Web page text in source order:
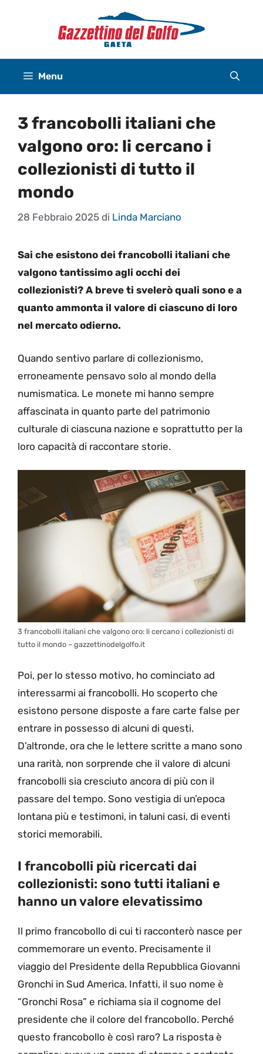
Menu
3 francobolli italiani che
valgono oro: li cercano i
collezionisti di tutto il
mondo
28 Febbraio 2025 di Linda Marciano
Sai che esistono dei francobolli italiani che
valgono tantissimo agli occhi dei
collezionisti? A breve ti svelerò quali sono e a
quanto ammonta il valore di ciascuno di loro
nel mercato odierno.
Quando sentivo parlare di collezionismo,
erroneamente pensavo solo al mondo della
numismatica. Le monete mi hanno sempre
affascinata in quanto parte del patrimonio
culturale di ciascuna nazione e soprattutto per la
loro capacità di raccontare storie.
3 francobolli italiani che valgono oro: li cercano i collezionisti di
tutto il mondo – gazzettinodelgolfo.it
Poi, per lo stesso motivo, ho cominciato ad
interessarmi ai francobolli. Ho scoperto che
esistono persone disposte a fare carte false per
entrare in possesso di alcuni di questi.
D’altronde, ora che le lettere scritte a mano sono
una rarità, non sorprende che il valore di alcuni
francobolli sia cresciuto ancora di più con il
passare del tempo. Sono vestigia di un’epoca
lontana più e testimoni, in taluni casi, di eventi
storici memorabili.
I francobolli più ricercati dai
collezionisti: sono tutti italiani e
hanno un valore elevatissimo
Il primo francobollo di cui ti racconterò nasce per
commemorare un evento. Precisamente il
viaggio del Presidente della Repubblica Giovanni
Gronchi in Sud America. Infatti, il suo nome è
“Gronchi Rosa” e richiama sia il cognome del
presidente che il colore del francobollo. Perché
questo francobollo è così raro? La risposta è